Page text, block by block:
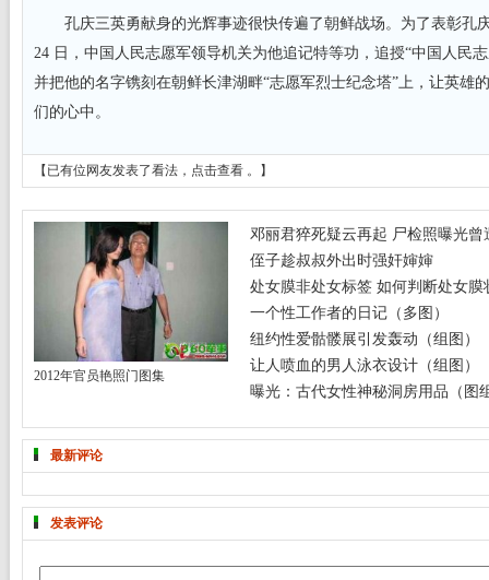
孔庆三英勇献身的光辉事迹很快传遍了朝鲜战场。为了表彰孔
24 日，中国人民志愿军领导机关为他追记特等功，追授“中国人民
并把他的名字镌刻在朝鲜长津湖畔“志愿军烈士纪念塔”上，让英雄
们的心中。
【已有位网友发表了看法， 点击查看 。】
2012年官员艳照门图集
邓丽君猝死疑云再起 尸检照曝光曾
侄子趁叔叔外出时强奸婶婶
处女膜非处女标签 如何判断处女膜
一个性工作者的日记（多图）
纽约性爱骷髅展引发轰动（组图）
让人喷血的男人泳衣设计（组图）
曝光：古代女性神秘洞房用品（图
最新评论
发表评论